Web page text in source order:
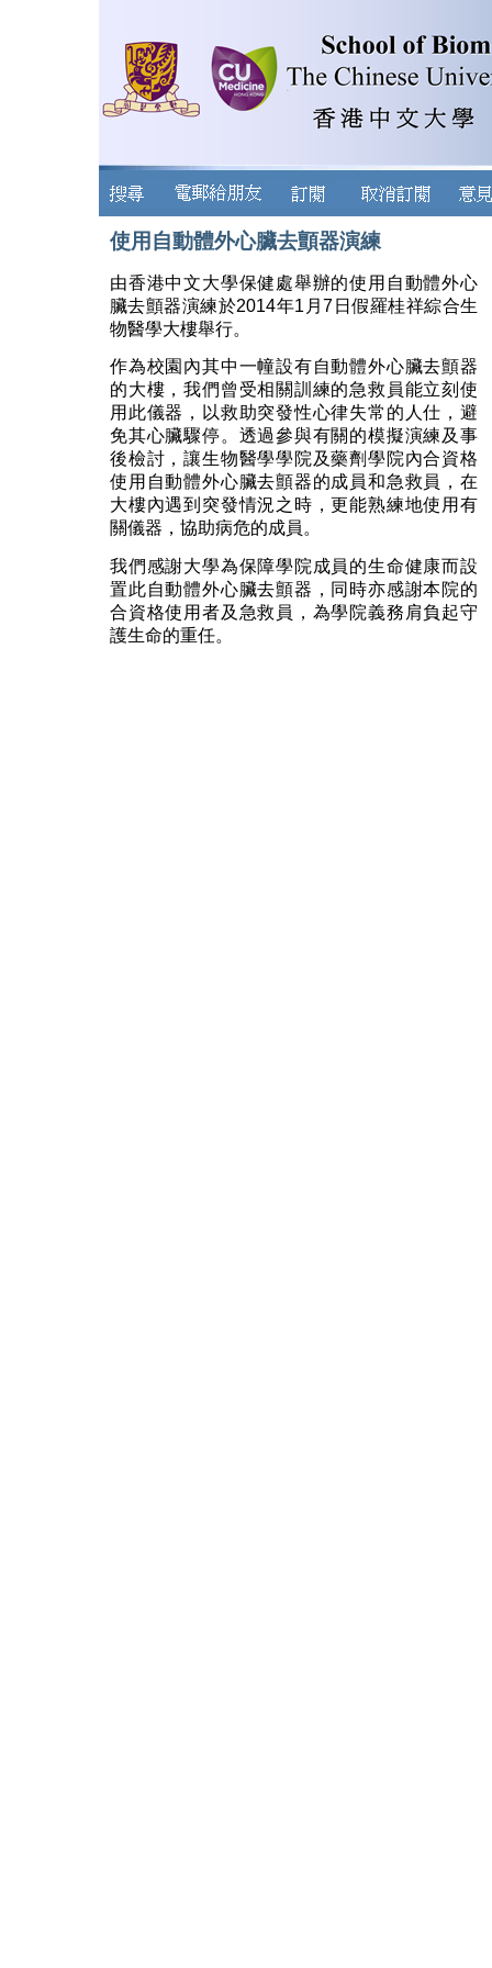
使用自動體外心臟去顫器演練
由香港中文大學保健處舉辦的使用自動體外心
臟去顫器演練於2014年1月7日假羅桂祥綜合生
物醫學大樓舉行。
作為校園內其中一幢設有自動體外心臟去顫器
的大樓，我們曾受相關訓練的急救員能立刻使
用此儀器，以救助突發性心律失常的人仕，避
免其心臟驟停。透過參與有關的模擬演練及事
後檢討，讓生物醫學學院及藥劑學院內合資格
使用自動體外心臟去顫器的成員和急救員，在
大樓內遇到突發情況之時，更能熟練地使用有
關儀器，協助病危的成員。
我們感謝大學為保障學院成員的生命健康而設
置此自動體外心臟去顫器，同時亦感謝本院的
合資格使用者及急救員，為學院義務肩負起守
護生命的重任。